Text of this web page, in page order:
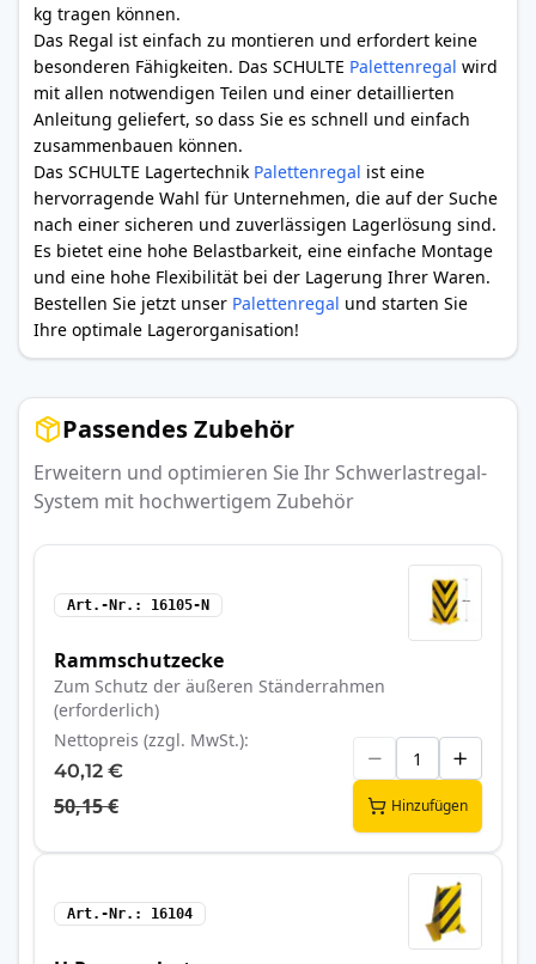
kg tragen können.
Das Regal ist einfach zu montieren und erfordert keine
besonderen Fähigkeiten. Das SCHULTE Palettenregal wird
mit allen notwendigen Teilen und einer detaillierten
Anleitung geliefert, so dass Sie es schnell und einfach
zusammenbauen können.
Das SCHULTE Lagertechnik Palettenregal ist eine
hervorragende Wahl für Unternehmen, die auf der Suche
nach einer sicheren und zuverlässigen Lagerlösung sind.
Es bietet eine hohe Belastbarkeit, eine einfache Montage
und eine hohe Flexibilität bei der Lagerung Ihrer Waren.
Bestellen Sie jetzt unser Palettenregal und starten Sie
Ihre optimale Lagerorganisation!
Passendes Zubehör
Erweitern und optimieren Sie Ihr Schwerlastregal-
System mit hochwertigem Zubehör
Art.-Nr. 16105-N
Rammschutzecke
Zum Schutz der äußeren Ständerrahmen
(erforderlich)
Nettopreis (zzgl. MwSt.)
40,12 €
50,15 € Hinzufügen
Art.-Nr. 16104